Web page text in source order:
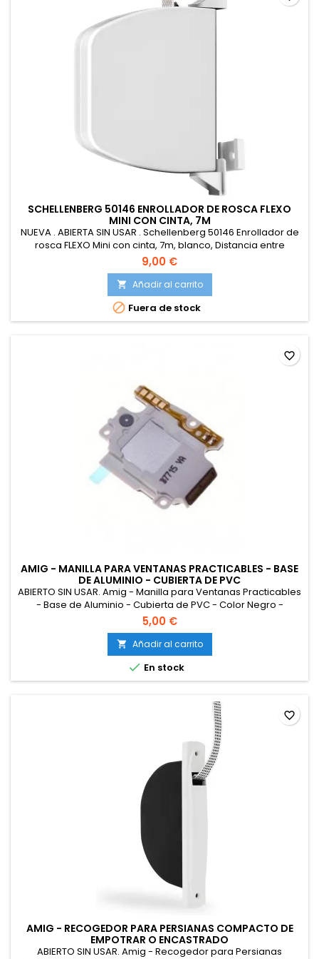
SCHELLENBERG 50146 ENROLLADOR DE ROSCA FLEXO
MINI CON CINTA, 7M
NUEVA . ABIERTA SIN USAR . Schellenberg 50146 Enrollador de
rosca FLEXO Mini con cinta, 7m, blanco, Distancia entre
agujeros 15-16,5 cm
9,00 €
 Añadir al carrito
 Fuera de stock
AMIG - MANILLA PARA VENTANAS PRACTICABLES - BASE
DE ALUMINIO - CUBIERTA DE PVC
ABIERTO SIN USAR. Amig - Manilla para Ventanas Practicables
- Base de Aluminio - Cubierta de PVC - Color Negro -
Atornillado Oculto - 172 x 27 x 59 mm - Sin cuadradillo.
5,00 €
 Añadir al carrito
 En stock
favorite_border
AMIG - RECOGEDOR PARA PERSIANAS COMPACTO DE
EMPOTRAR O ENCASTRADO
ABIERTO SIN USAR. Amig - Recogedor para Persianas
favorite_border